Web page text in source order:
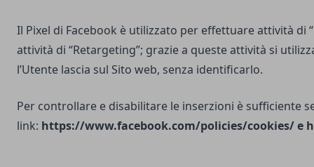
Il Pixel di Facebook è utilizzato per effettuare attività di
attività di “Retargeting”; grazie a queste attività si
l’Utente lascia sul Sito web, senza identificarlo.
Per controllare e disabilitare le inserzioni è sufficiente
link: https://www.facebook.com/policies/cookies/e